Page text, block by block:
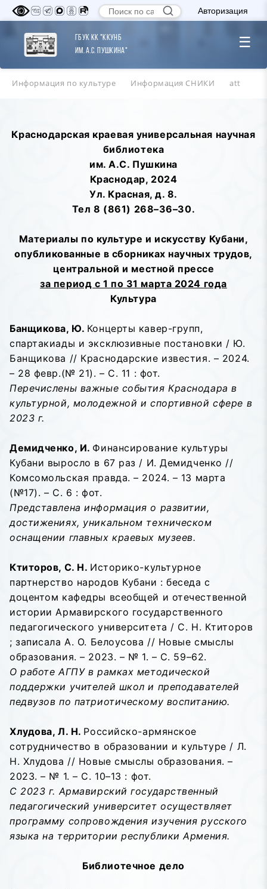
Авторизация
ГБУК КК "ККУНБ
им. А.С. Пушкина"
☰
Информация по культуре Информация СНИКИ att
Краснодарская краевая универсальная научная
библиотека
им. А.С. Пушкина
Краснодар, 2024
Ул. Красная, д. 8.
Тел 8 (861) 268–36–30.
Материалы по культуре и искусству Кубани,
опубликованные в сборниках научных трудов,
центральной и местной прессе
за период с 1 по 31 марта 2024 года
Культура
Банщикова, Ю. Концерты кавер-групп,
спартакиады и эксклюзивные постановки / Ю.
Банщикова // Краснодарские известия. – 2024.
– 28 февр.(№ 21). – С. 11 : фот.
Перечислены важные события Краснодара в
культурной, молодежной и спортивной сфере в
2023 г.
Демидченко, И. Финансирование культуры
Кубани выросло в 67 раз / И. Демидченко //
Комсомольская правда. – 2024. – 13 марта
(№17). – С. 6 : фот.
Представлена информация о развитии,
достижениях, уникальном техническом
оснащении главных краевых музеев.
Ктиторов, С. Н. Историко-культурное
партнерство народов Кубани : беседа с
доцентом кафедры всеобщей и отечественной
истории Армавирского государственного
педагогического университета / С. Н. Ктиторов
; записала А. О. Белоусова // Новые смыслы
образования. – 2023. – № 1. – С. 59–62.
О работе АГПУ в рамках методической
поддержки учителей школ и преподавателей
педвузов по патриотическому воспитанию.
Хлудова, Л. Н. Российско-армянское
сотрудничество в образовании и культуре / Л.
Н. Хлудова // Новые смыслы образования. –
2023. – № 1. – С. 10–13 : фот.
С 2023 г. Армавирский государственный
педагогический университет осуществляет
программу сопровождения изучения русского
языка на территории республики Армения.
Библиотечное дело